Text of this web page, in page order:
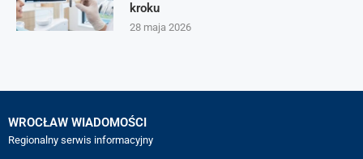
kroku
28 maja 2026
WROCŁAW WIADOMOŚCI
Regionalny serwis informacyjny